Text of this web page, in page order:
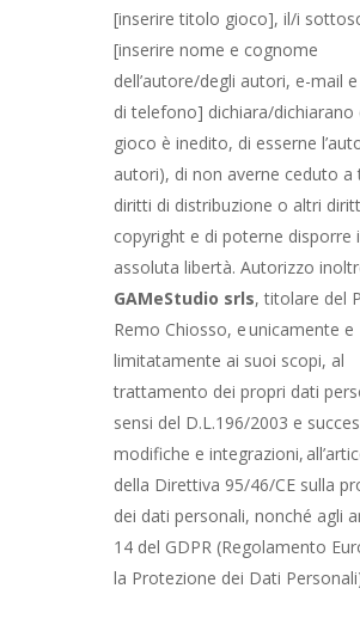
[inserire titolo gioco], il/i
[inserire nome e cognome
dell’autore/degli autori, e-mail
di telefono] dichiara/dichiarano
gioco è inedito, di esserne
autori), di non averne ceduto a
diritti di distribuzione o altri
copyright e di poterne disporre
assoluta libertà. Autorizzo
GAMeStudio srls, titolare del
Remo Chiosso, e unicamente e
limitatamente ai suoi scopi, al
trattamento dei propri dati
sensi del D.L.196/2003 e
modifiche e integrazioni,
della Direttiva 95/46/CE sulla
dei dati personali, nonché agli
14 del GDPR (Regolamento
la Protezione dei Dati